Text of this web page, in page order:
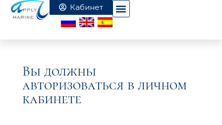
Вы должны
авторизоваться в личном
кабинете